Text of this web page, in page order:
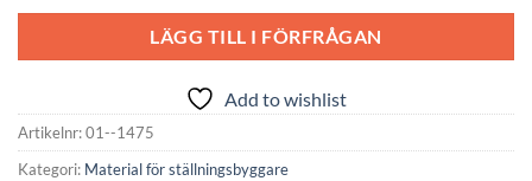
LÄGG TILL I FÖRFRÅGAN
Add to wishlist
Artikelnr:01--1475
Kategori: Material för ställningsbyggare